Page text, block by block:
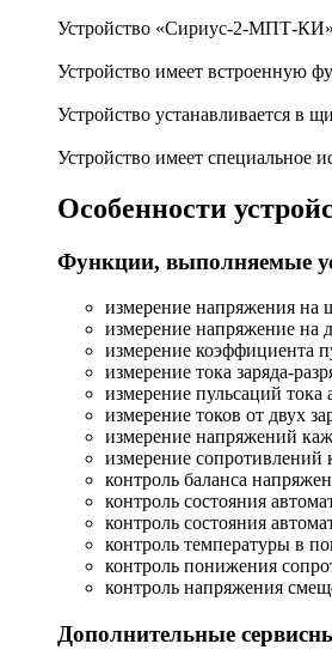
Устройство «Сириус-2-МПТ-КИ»
Устройство имеет встроенную
Устройство устанавливается в
Устройство имеет специальное
Особенности
Функции, выполняемые
измерение напряжения на
измерение напряжение на
измерение коэффициента
измерение тока заряда-
измерение пульсаций тока
измерение токов от двух
измерение напряжений
измерение сопротивлений
контроль баланса
контроль состояния
контроль состояния
контроль температуры в
контроль понижения
контроль напряжения
Дополнительные